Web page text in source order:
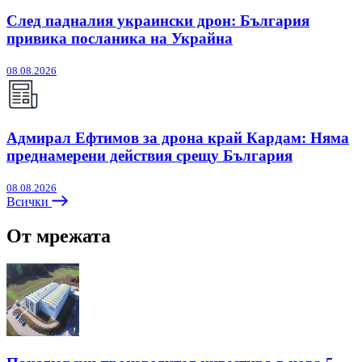
След падналия украински дрон: България
привика посланика на Украйна
08.08.2026
Адмирал Ефтимов за дрона край Кардам: Няма
преднамерени действия срещу България
08.08.2026
Всички
От мрежата